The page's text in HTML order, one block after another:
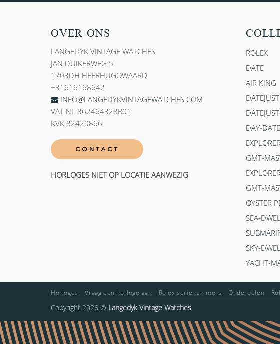
OVER ONS
LANGEDYK VINTAGE WATCHES
JAN DUIKERWEG 5
1703DH HEERHUGOWAARD
+31616168642
INFO@LANGEDYKVINTAGEWATCHES.COM
VAT NL 862464328B01
KVK 82420866
CONTACT
HORLOGES NIET OP LOCATIE AANWEZIG
ROLEX
DATE
AIR KING
DATEJUST
DAY-DATE
GMT-
EXPLORER
GMT-
OYSTER
SEA-
SKY-
YACHT-
Horloges Vraag een horloge aan Rolex serienummers Onderdelen
Copyright 2026 © Langedyk Vintage Watches